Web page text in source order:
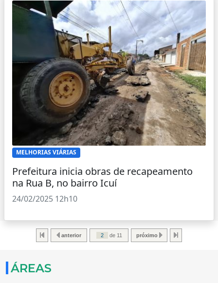
MELHORIAS VIÁRIAS
Prefeitura inicia obras de recapeamento
na Rua B, no bairro Icuí
24/02/2025 12h10
anterior de 11 próximo
ÁREAS